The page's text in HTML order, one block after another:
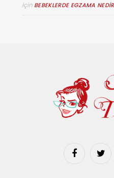
için BEBEKLERDE EGZAMA
Facebook